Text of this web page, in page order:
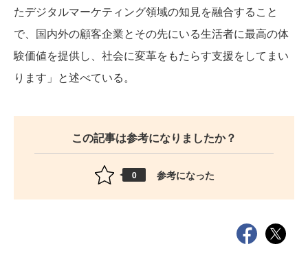
たデジタルマーケティング領域の知見を融合すること
で、国内外の顧客企業とその先にいる生活者に最高の体
験価値を提供し、社会に変革をもたらす支援をしてまい
ります」と述べている。
この記事は参考になりましたか？
0 参考になった